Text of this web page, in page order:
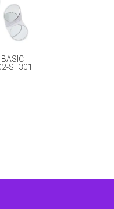
SF301